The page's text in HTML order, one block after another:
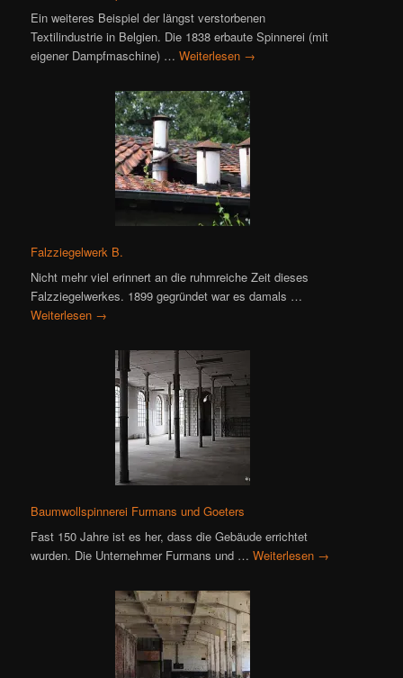
Ein weiteres Beispiel der längst verstorbenen
Textilindustrie in Belgien. Die 1838 erbaute Spinnerei (mit
eigener Dampfmaschine) …Weiterlesen →
Falzziegelwerk B.
Nicht mehr viel erinnert an die ruhmreiche Zeit dieses
Falzziegelwerkes. 1899 gegründet war es damals …
Weiterlesen →
Baumwollspinnerei Furmans und Goeters
Fast 150 Jahre ist es her, dass die Gebäude errichtet
wurden. Die Unternehmer Furmans und …Weiterlesen →